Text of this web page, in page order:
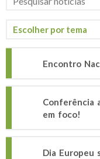
Encontro
Conferência
em foco!
Dia Europeu